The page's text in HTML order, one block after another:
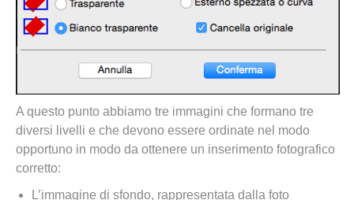
A questo punto abbiamo tre immagini che formano tre
diversi livelli e che devono essere ordinate nel modo
opportuno in modo da ottenere un inserimento fotografico
corretto:
L’immagine di sfondo, rappresentata dalla foto